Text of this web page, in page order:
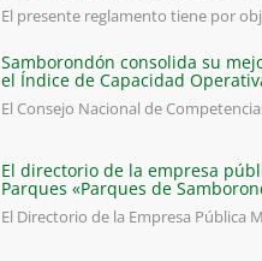
El presente reglamento tiene por
Samborondón consolida su
el Índice de Capacidad
El Consejo Nacional de
El directorio de la empresa
Parques «Parques de
El Directorio de la Empresa Pública